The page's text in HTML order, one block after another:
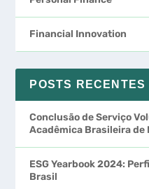
Financial Innovation
POSTS RECENTES
Conclusão de Serviço
Acadêmica Brasileira de
ESG Yearbook 2024:
Brasil